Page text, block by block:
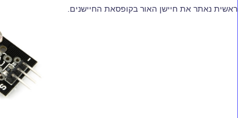
ראשית נאתר את חיישן האור בקופסאת החיישנים.